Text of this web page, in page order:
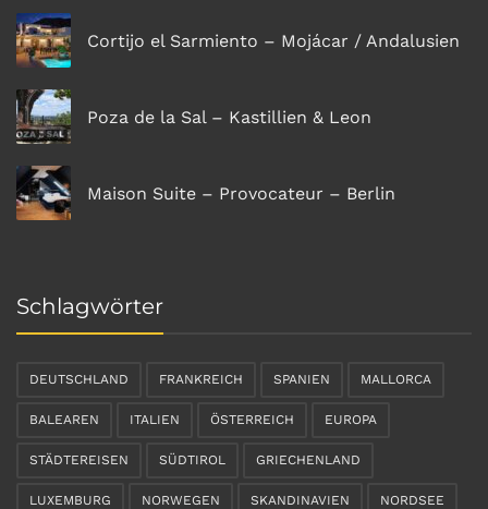
Cortijo el Sarmiento – Mojácar / Andalusien
Poza de la Sal – Kastillien & Leon
Maison Suite – Provocateur – Berlin
Schlagwörter
DEUTSCHLAND FRANKREICH SPANIEN MALLORCA
BALEAREN ITALIEN ÖSTERREICH EUROPA
STÄDTEREISEN SÜDTIROL GRIECHENLAND
LUXEMBURG NORWEGEN SKANDINAVIEN NORDSEE